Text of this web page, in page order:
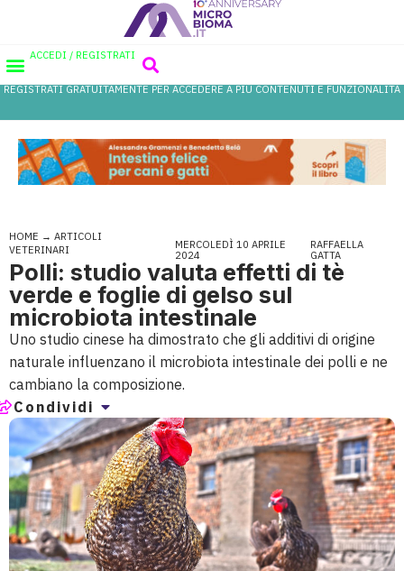
ACCEDI / REGISTRATI
REGISTRATI GRATUITAMENTE PER ACCEDERE A PIÙ CONTENUTI E FUNZIONALITÀ
HOME → ARTICOLI
VETERINARI
MERCOLEDÌ 10 APRILE
2024
RAFFAELLA
GATTA
Polli: studio valuta effetti di tè
verde e foglie di gelso sul
microbiota intestinale
Uno studio cinese ha dimostrato che gli additivi di origine
naturale influenzano il microbiota intestinale dei polli e ne
cambiano la composizione.
Condividi